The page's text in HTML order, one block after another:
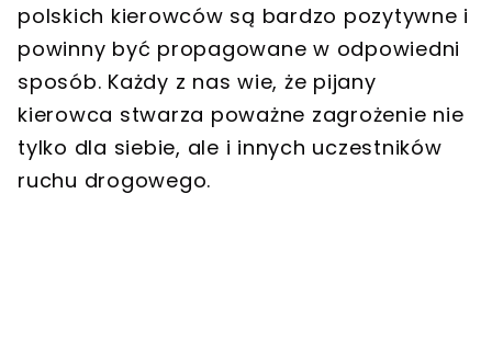
polskich kierowców są bardzo pozytywne i
powinny być propagowane w odpowiedni
sposób. Każdy z nas wie, że pijany
kierowca stwarza poważne zagrożenie nie
tylko dla siebie, ale i innych uczestników
ruchu drogowego.